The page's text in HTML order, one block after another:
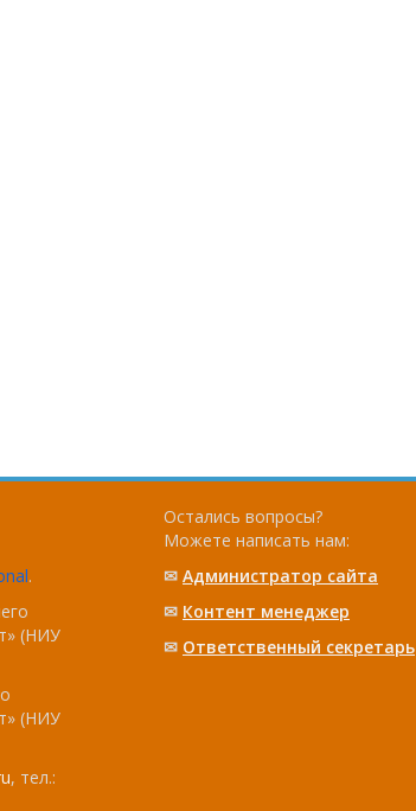
.
(НИУ
(НИУ
, тел.:
Остались вопросы?
Можете написать нам:
✉ Администратор сайта
✉ Контент менеджер
✉ Ответственный cекретарь